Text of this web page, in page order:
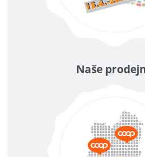
Naše